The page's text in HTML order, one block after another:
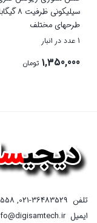
سیلیکونی
طرحهای مختلف
1 عدد در انبار
1,350,000 تومان
تلفن 021-36483529
,
ایمیل